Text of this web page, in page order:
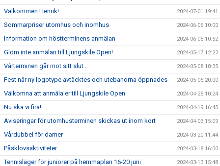
Välkommen Henrik! 2024-07-01 19:41
Sommarpriser utomhus och inomhus 2024-06-06 10:00
Information om höstterminens anmälan 2024-06-05 10:52
Glöm inte anmälan till Ljungskile Open! 2024-05-17 12:22
Vårterminen går mot sitt slut... 2024-05-08 18:35
Fest när ny logotype avtäcktes och utebanorna öppnades 2024-05-05 20:00
Välkomna att anmäla er till Ljungskile Open 2024-04-25 10:24
Nu ska vi fira! 2024-04-19 16:45
Aviseringar för utomhusterminen skickas ut inom kort 2024-04-03 15:09
Vårdubbel för damer 2024-03-20 11:44
Påsklovsaktiviteter 2024-03-18 16:00
Tennisläger för juniorer på hemmaplan 16-20 juni 2024-03-13 15:48